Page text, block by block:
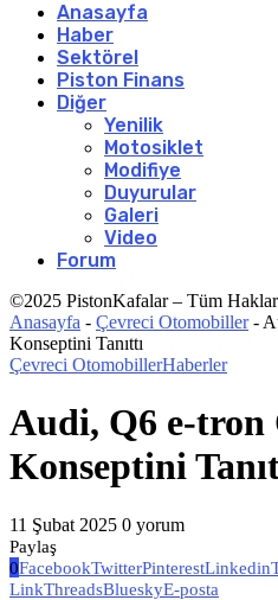
Anasayfa
Haber
Sektörel
Piston Finans
Diğer
Yenilik
Motosiklet
Modifiye
Duyurular
Galeri
Video
Forum
©2025 PistonKafalar – Tüm Hakları
Anasayfa - Çevreci Otomobiller-
Konseptini Tanıttı
Çevreci OtomobillerHaberler
Audi, Q6 e-
Konseptini
11 Şubat 2025 0 yorum
Paylaş
0FacebookTwitterPinterestLinkedin
LinkThreadsBlueskyE-posta